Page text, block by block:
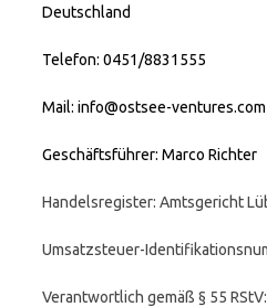
Deutschland
Telefon: 0451/8831555
Mail: info@ostsee-ventures.com
Geschäftsführer: Marco Richter
Handelsregister: Amtsgericht
Umsatzsteuer-
Verantwortlich gemäß § 55 RStV: